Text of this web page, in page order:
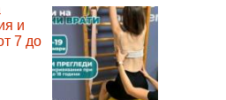
и
7 до